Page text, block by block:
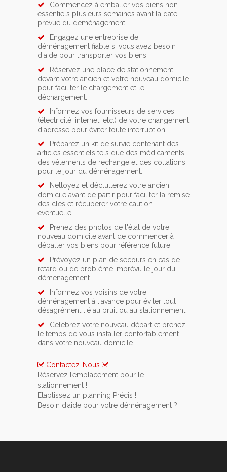
Commencez à emballer vos biens non
essentiels plusieurs semaines avant la date
prévue du déménagement.
Engagez une entreprise de
déménagement fiable si vous avez besoin
d'aide pour transporter vos biens.
Réservez une place de stationnement
devant votre ancien et votre nouveau domicile
pour faciliter le chargement et le
déchargement.
Informez vos fournisseurs de services
(électricité, internet, etc.) de votre changement
d'adresse pour éviter toute interruption.
Préparez un kit de survie contenant des
articles essentiels tels que des médicaments,
des vêtements de rechange et des collations
pour le jour du déménagement.
Nettoyez et déclutterez votre ancien
domicile avant de partir pour faciliter la remise
des clés et récupérer votre caution
éventuelle.
Prenez des photos de l'état de votre
nouveau domicile avant de commencer à
déballer vos biens pour référence future.
Prévoyez un plan de secours en cas de
retard ou de problème imprévu le jour du
déménagement.
Informez vos voisins de votre
déménagement à l'avance pour éviter tout
désagrément lié au bruit ou au stationnement.
Célébrez votre nouveau départ et prenez
le temps de vous installer confortablement
dans votre nouveau domicile.
Contactez-Nous
Réservez l’emplacement pour le
stationnement !
Si vous avez opté pour un service de location
de lift ou de monte meuble, n’oubliez pas de
Etablissez un planning Précis !
Pour rendre votre déménagement le moins
Besoin d’aide pour votre déménagement ?